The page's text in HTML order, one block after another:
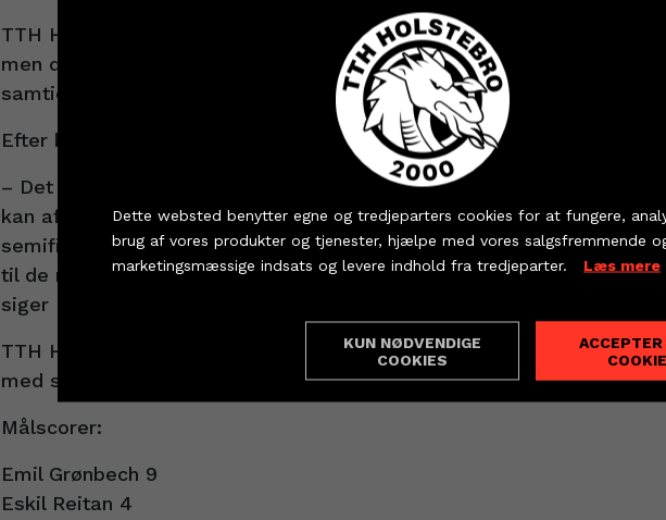
Køb dine billetter og sæsonkort - eller hent dine
KØB BILLET PARTNERBILLETTER
TTH Holstebro gjorde dermed sit arbejde færdigt med sejr nummer
men det var desværre ikke nok til at sikre en semifinaleplads. Mors-
samtidig billetten med en smal sejr over BSH.
Efter kampen satte Emil Grønbech ord på både stoltheden og
– Det er dejligt med en sejr i aften, men hold nu kæft hvor er det
kan afgøre det. Jeg synes virkelig, vi har spillet en god sæson, og
semifinale – det er marginaler på de forkerte tidspunkter… Det er
til de mange medrejsende fans både i dag og til samtlige kampe –
siger Emil Grønbech.
TTH Holstebro sender samtidig et stort tillykke til både Mors-Thy
med semifinalebilletterne.
Målscorer:
Emil Grønbech 9
Eskil Reitan 4
Dette websted benytter egne og tredjeparters cookies for at fungere,
brug af vores produkter og tjenester, hjælpe med vores salgsfremmende
marketingsmæssige indsats og levere indhold fra tredjeparter. Læs mere
KUN NØDVENDIGE
COOKIES